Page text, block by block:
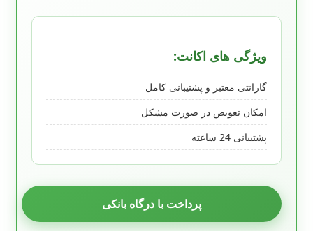
ویژگی های اکانت:
گارانتی معتبر و پشتیبانی کامل
امکان تعویض در صورت مشکل
پشتیبانی 24 ساعته
پرداخت با درگاه بانکی